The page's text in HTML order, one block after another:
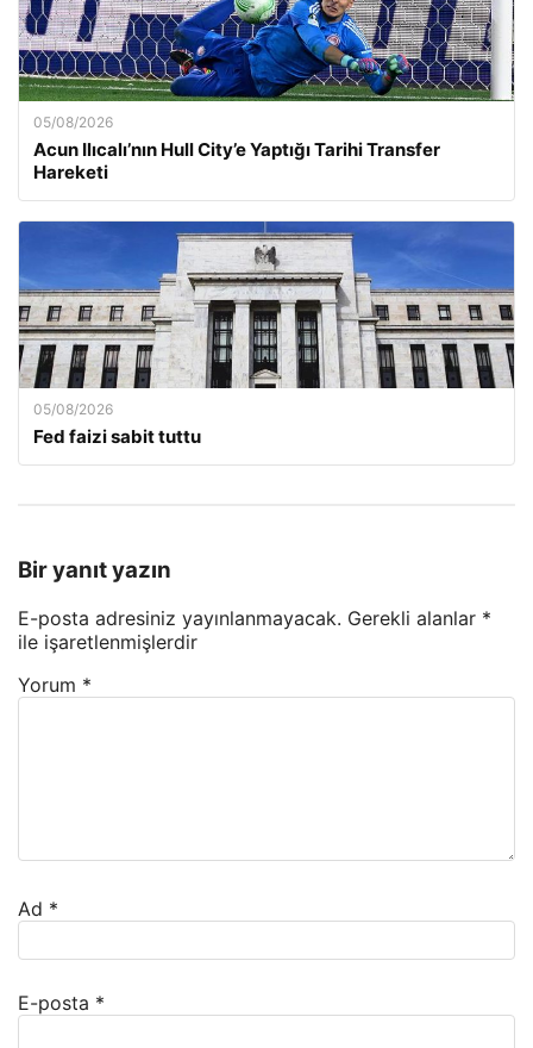
05/08/2026
Acun Ilıcalı’nın Hull City’e Yaptığı Tarihi Transfer
Hareketi
05/08/2026
Fed faizi sabit tuttu
Bir yanıt yazın
E-posta adresiniz yayınlanmayacak. Gerekli alanlar *
ile işaretlenmişlerdir
Yorum *
Ad *
E-posta *